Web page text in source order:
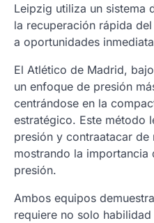
Leipzig utiliza un sistema
la recuperación rápida
a oportunidades
El Atlético de Madrid,
un enfoque de presión
centrándose en la
estratégico. Este método
presión y contraatacar de
mostrando la importancia
presión.
Ambos equipos
requiere no solo